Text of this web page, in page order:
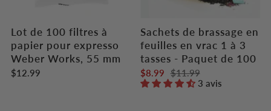
Lot de 100 filtres à
papier pour expresso
Weber Works, 55 mm
$12.99
Sachets de brassage en
feuilles en vrac 1 à 3
tasses - Paquet de 100
$8.99
$11.99
3 avis